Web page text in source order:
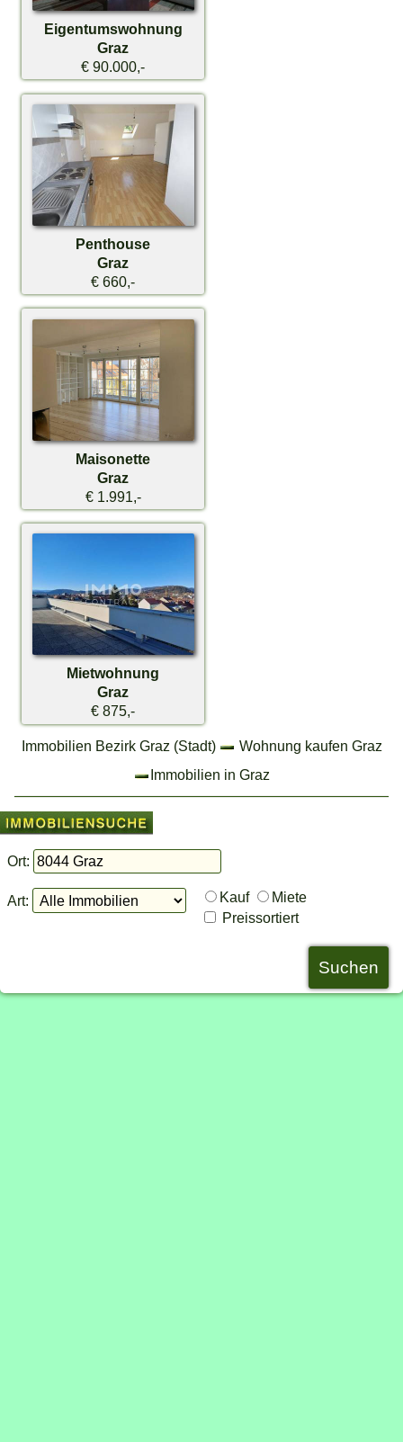
Eigentumswohnung
Graz
€ 90.000,-
Penthouse
Graz
€ 660,-
Maisonette
Graz
€ 1.991,-
Mietwohnung
Graz
€ 875,-
Immobilien Bezirk Graz (Stadt)
Wohnung kaufen Graz
Immobilien in Graz
Ort:
Art: Kauf
Miete
Preissortiert